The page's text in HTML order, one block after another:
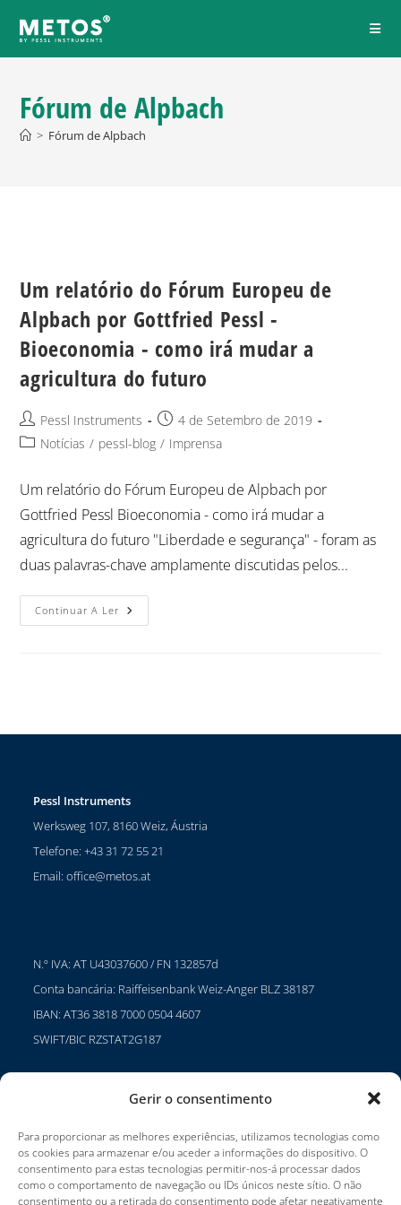
Gerir o consentimento
Para proporcionar as melhores experiências, utilizamos tecnologias como
os cookies para armazenar e/ou aceder a informações do dispositivo. O
consentimento para estas tecnologias permitir-nos-á processar dados
como o comportamento de navegação ou IDs únicos neste sítio. O não
consentimento ou a retirada do consentimento pode afetar negativamente
Fórum de Alpbach
> Fórum de Alpbach
Um relatório do Fórum Europeu de
Alpbach por Gottfried Pessl -
Bioeconomia - como irá mudar a
agricultura do futuro
Pessl Instruments
4 de Setembro de 2019
Notícias / pessl-blog / Imprensa
Um relatório do Fórum Europeu de Alpbach por
Gottfried Pessl Bioeconomia - como irá mudar a
agricultura do futuro "Liberdade e segurança" - foram as
duas palavras-chave amplamente discutidas pelos...
Continuar A Ler
Pessl Instruments
Werksweg 107, 8160 Weiz, Áustria
Telefone: +43 31 72 55 21
Email:office@metos.at
N.º IVA: AT U43037600 / FN 132857d
Conta bancária: Raiffeisenbank Weiz-Anger BLZ 38187
IBAN: AT36 3818 7000 0504 4607
SWIFT/BIC RZSTAT2G187
Carreiras
Termos de utilização